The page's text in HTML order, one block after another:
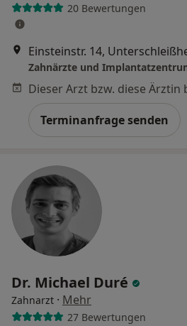
20 Bewertungen
Einsteinstr. 14,
Terminanfrage senden
Dr. Michael Duré
Zahnarzt · Mehr
27 Bewertungen